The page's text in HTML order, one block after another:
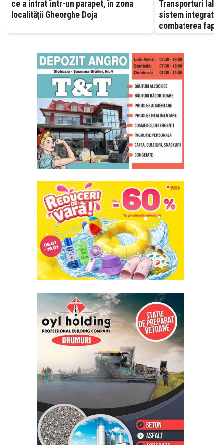
ce a intrat într-un parapet, în zona
localității Gheorghe Doja
Transporturi Ialomița –
sistem integrat,
combaterea